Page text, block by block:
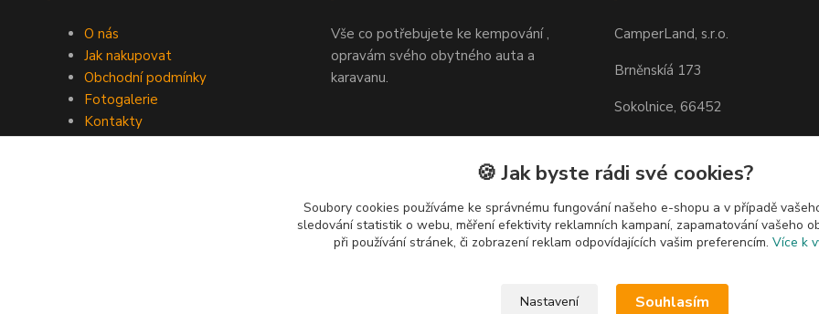
O nás
Jak nakupovat
Obchodní podmínky
Fotogalerie
Kontakty
Vše co potřebujete ke kempování ,
opravám svého obytného auta a
karavanu.
CamperLand, s.r.o.
Brněnskíá 173
Sokolnice, 66452
zVfp6
🍪 Jak byste rádi své cookies?
Soubory cookies používáme ke správnému fungování našeho e-shopu a v případě
sledování statistik o webu, měření efektivity reklamních kampaní, zapamatování vašeho
při používání stránek, či zobrazení reklam odpovídajících vašim preferencím. Více k
Nastavení Souhlasím